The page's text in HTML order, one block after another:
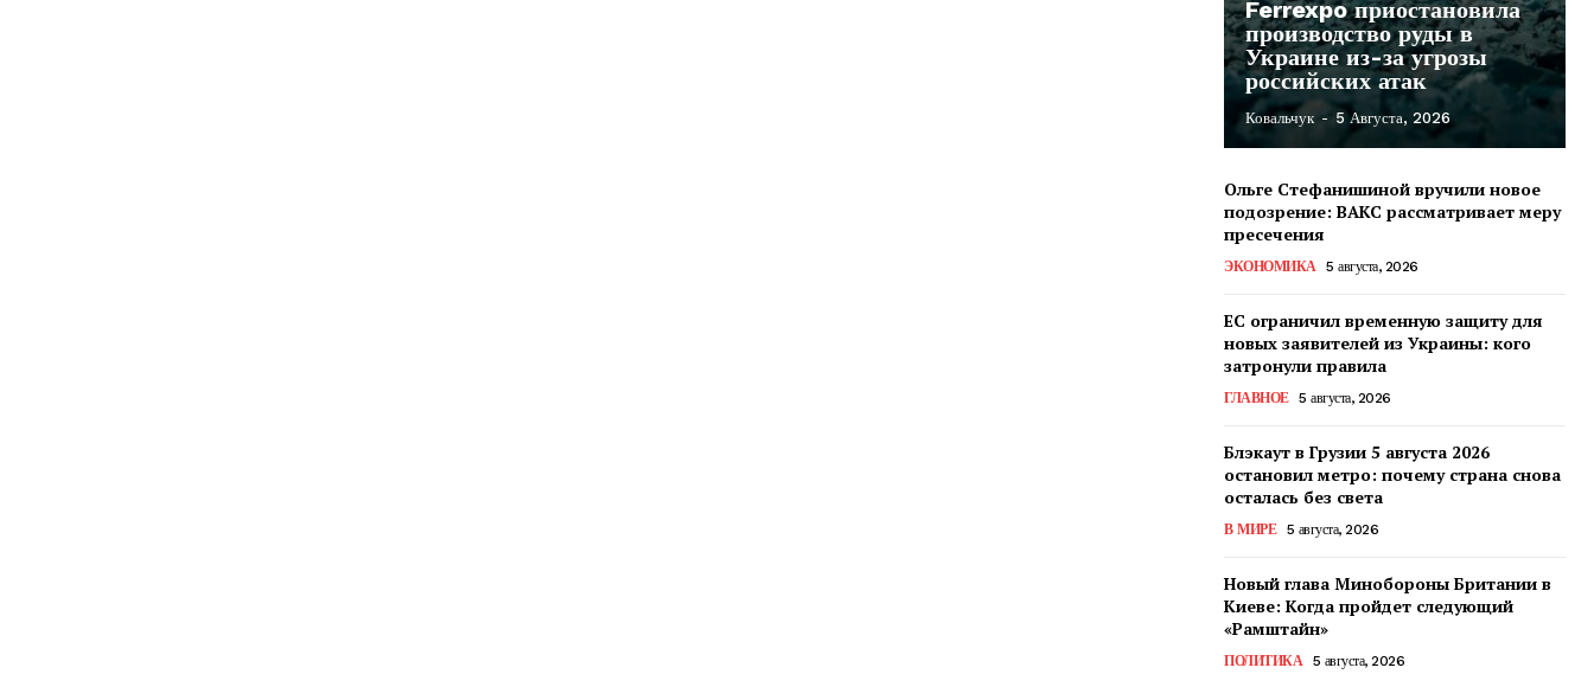
Ferrexpo приостановила
производство руды в
Украине из-за угрозы
российских атак
Ковальчук - 5 Августа, 2026
Ольге Стефанишиной вручили новое
подозрение: ВАКС рассматривает меру
пресечения
ЭКОНОМИКА 5 августа, 2026
ЕС ограничил временную защиту для
новых заявителей из Украины: кого
затронули правила
ГЛАВНОЕ 5 августа, 2026
Блэкаут в Грузии 5 августа 2026
остановил метро: почему страна снова
осталась без света
В МИРЕ 5 августа, 2026
Новый глава Минобороны Британии в
Киеве: Когда пройдет следующий
«Рамштайн»
ПОЛИТИКА 5 августа, 2026